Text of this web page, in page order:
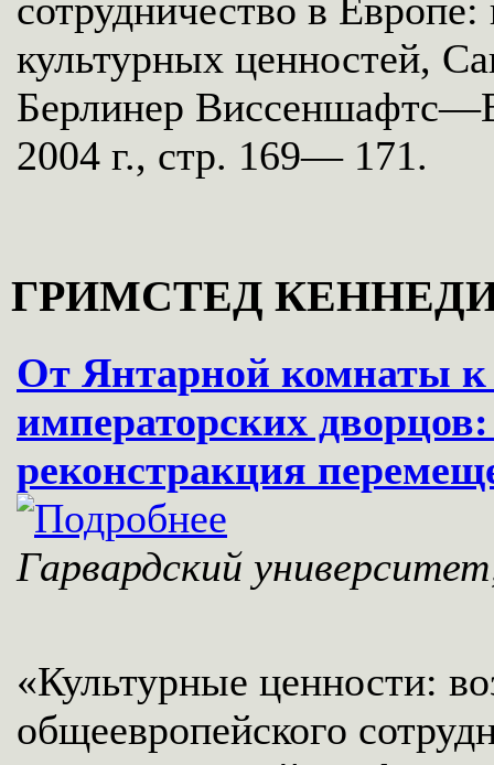
сотрудничество в
культурных ценностей,
Берлинер
2004 г., стр. 169— 171.
ГРИМСТЕД
От Янтарной комнаты к
императорских
реконстракция
Гарвардский
«Культурные ценности:
общеевропейского